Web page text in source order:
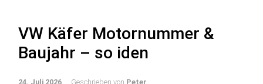
VW Käfer Motornummer &
Baujahr – so iden
24. Juli 2026 Geschrieben von Peter